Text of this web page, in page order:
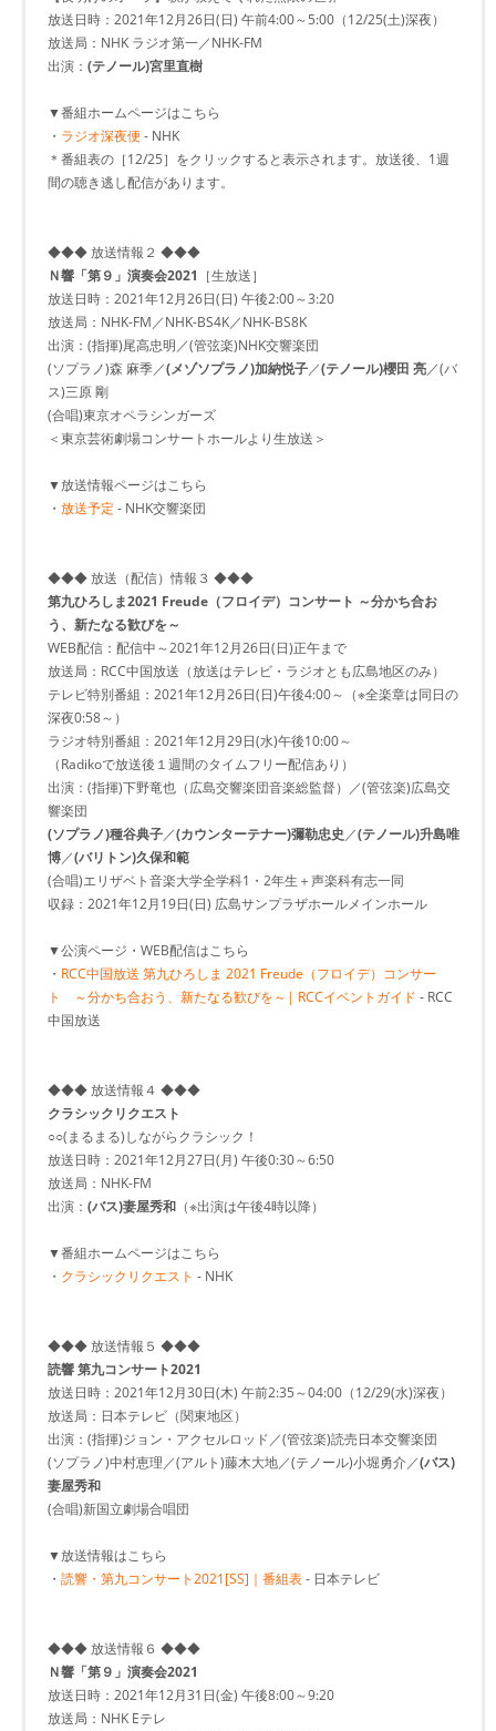
放送日時：2021年12月26日(日) 午前4:00～5:00（12/25(土)深夜）
放送局：NHK ラジオ第一／NHK-FM
出演： (テノール)宮里直樹
▼番組ホームページはこちら
・ ラジオ深夜便- NHK
＊番組表の［12/25］をクリックすると表示されます。放送後、1週
間の聴き逃し配信があります。
◆◆◆ 放送情報２ ◆◆◆
Ｎ響「第９」演奏会2021 ［生放送］
放送日時：2021年12月26日(日) 午後2:00～3:20
放送局：NHK-FM／NHK-BS4K／NHK-BS8K
出演：(指揮)尾高忠明／(管弦楽)NHK交響楽団
(ソプラノ)森 麻季／(メゾソプラノ)加納悦子／(テノール)櫻田 亮／(バ
ス)三原 剛
(合唱)東京オペラシンガーズ
＜東京芸術劇場コンサートホールより生放送＞
▼放送情報ページはこちら
・ 放送予定 - NHK交響楽団
◆◆◆ 放送（配信）情報３ ◆◆◆
第九ひろしま2021 Freude（フロイデ）コンサート ～分かち合お
う、新たなる歓びを～
WEB配信：配信中～2021年12月26日(日)正午まで
放送局：RCC中国放送（放送はテレビ・ラジオとも広島地区のみ）
テレビ特別番組：2021年12月26日(日)午後4:00～（※全楽章は同日の
深夜0:58～）
ラジオ特別番組：2021年12月29日(水)午後10:00～
（Radikoで放送後１週間のタイムフリー配信あり）
出演：(指揮)下野竜也（広島交響楽団音楽総監督）／(管弦楽)広島交
響楽団
(ソプラノ)種谷典子／(カウンターテナー)彌勒忠史／(テノール)升島唯
博／(バリトン)久保和範
(合唱)エリザベト音楽大学全学科1・2年生＋声楽科有志一同
収録：2021年12月19日(日) 広島サンプラザホールメインホール
▼公演ページ・WEB配信はこちら
・ RCC中国放送 第九ひろしま 2021 Freude（フロイデ）コンサー
ト ～分かち合おう、新たなる歓びを～| RCCイベントガイド - RCC
中国放送
◆◆◆ 放送情報４ ◆◆◆
クラシックリクエスト
○○(まるまる)しながらクラシック！
放送日時：2021年12月27日(月) 午後0:30～6:50
放送局：NHK-FM
出演： (バス)妻屋秀和 （※出演は午後4時以降）
▼番組ホームページはこちら
・ クラシックリクエスト - NHK
◆◆◆ 放送情報５ ◆◆◆
読響 第九コンサート2021
放送日時：2021年12月30日(木) 午前2:35～04:00（12/29(水)深夜）
放送局：日本テレビ（関東地区）
出演：(指揮)ジョン・アクセルロッド／(管弦楽)読売日本交響楽団
(ソプラノ)中村恵理／(アルト)藤木大地／(テノール)小堀勇介／(バス)
妻屋秀和
(合唱)新国立劇場合唱団
▼放送情報はこちら
・ 読響・第九コンサート2021[SS]｜番組表- 日本テレビ
◆◆◆ 放送情報６ ◆◆◆
Ｎ響「第９」演奏会2021
放送日時：2021年12月31日(金) 午後8:00～9:20
放送局：NHK Eテレ